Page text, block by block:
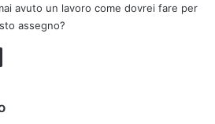
avuto un lavoro come dovrei fare per
assegno?